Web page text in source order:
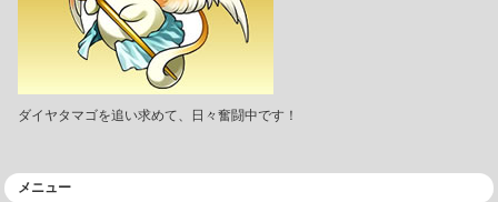
ダイヤタマゴを追い求めて、日々奮闘中です！
メニュー